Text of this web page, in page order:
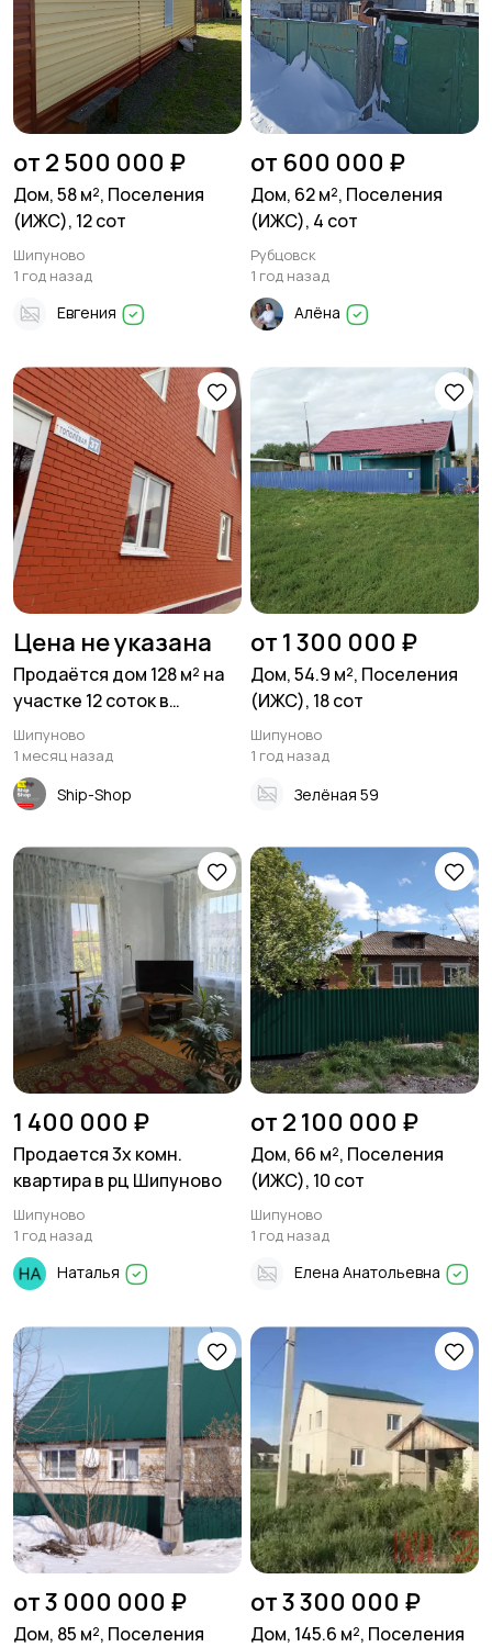
от 2 500 000 ₽
Дом, 58 м², Поселения
(ИЖС), 12 сот
Шипуново
1 год назад
Евгения
от 600 000 ₽
Дом, 62 м², Поселения
(ИЖС), 4 сот
Рубцовск
1 год назад
Алёна
Цена не указана
Продаётся дом 128 м² на
участке 12 соток в
Шипуново
Шипуново
1 месяц назад
Ship-Shop
от 1 300 000 ₽
Дом, 54.9 м², Поселения
(ИЖС), 18 сот
Шипуново
1 год назад
Зелёная 59
1 400 000 ₽
Продается 3х комн.
квартира в рц Шипуново
Шипуново
1 год назад
Наталья
от 2 100 000 ₽
Дом, 66 м², Поселения
(ИЖС), 10 сот
Шипуново
1 год назад
Елена Анатольевна
от 3 000 000 ₽
Дом, 85 м², Поселения
от 3 300 000 ₽
Дом, 145.6 м², Поселения